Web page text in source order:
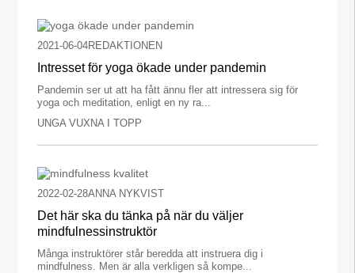
2021-06-04REDAKTIONEN
Intresset för yoga ökade under pandemin
Pandemin ser ut att ha fått ännu fler att intressera sig för
yoga och meditation, enligt en ny ra...
UNGA VUXNA I TOPP
2022-02-28ANNA NYKVIST
Det här ska du tänka på när du väljer
mindfulnessinstruktör
Många instruktörer står beredda att instruera dig i
mindfulness. Men är alla verkligen så kompe...